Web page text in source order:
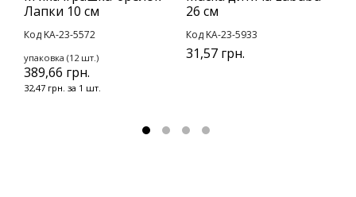
Лапки 10 см
Код KA-23-5572
упаковка (12 шт.)
389,66 грн.
32,47 грн. за 1 шт.
26 см
Код KA-23-5933
31,57 грн.